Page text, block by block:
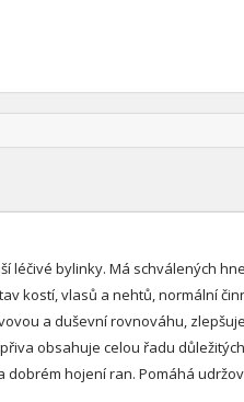
léčivé bylinky. Má schválených
kostí, vlasů a nehtů, normální
a duševní rovnováhu,
obsahuje celou řadu
hojení ran. Pomáhá